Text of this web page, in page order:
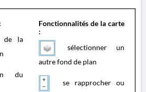
de la
du
Fonctionnalités de la carte
:
sélectionner un
autre fond de plan
se rapprocher ou